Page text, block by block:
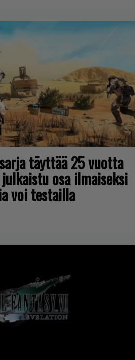
täyttää 25 vuotta
osa ilmaiseksi
voi testailla